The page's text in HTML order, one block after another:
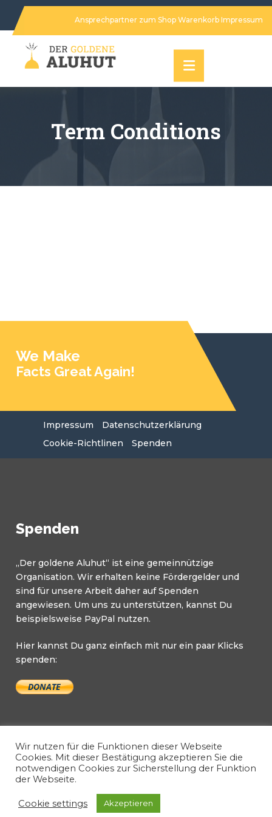
Ansprechpartner zum Shop Warenkorb Impressum
Term Conditions
We Make
Facts Great Again!
Impressum
Datenschutzerklärung
Cookie-Richtlinen
Spenden
Spenden
„Der goldene Aluhut“ ist eine gemeinnützige
Organisation. Wir erhalten keine Fördergelder und
sind für unsere Arbeit daher auf Spenden
angewiesen. Um uns zu unterstützen, kannst Du
beispielsweise PayPal nutzen.
Hier kannst Du ganz einfach mit nur ein paar Klicks
spenden:
Copyright © 2026 Der goldene Aluhut. All Rights
Vertrag widerrufen
Wir nutzen für die Funktionen dieser Webseite
Cookies. Mit dieser Bestätigung akzeptieren Sie die
notwendigen Cookies zur Sicherstellung der Funktion
der Webseite.
Cookie settings Akzeptieren